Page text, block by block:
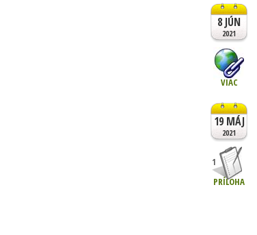
8 JÚN
2021
VIAC
19 MÁJ
2021
1
PRÍLOHA